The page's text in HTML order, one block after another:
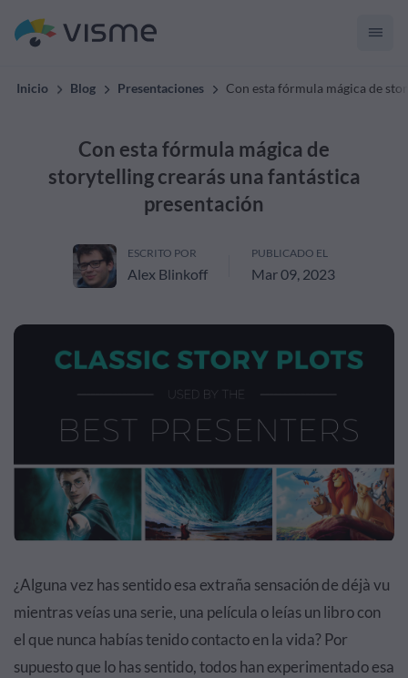
Inicio Blog Presentaciones Con esta fórmula mágica de
Con esta fórmula mágica de
storytelling crearás una fantástica
presentación
ESCRITO POR
Alex Blinkoff
PUBLICADO EL
Mar 09, 2023
¿Alguna vez has sentido esa extraña sensación de déjà vu
mientras veías una serie, una película o leías un libro con
el que nunca habías tenido contacto en la vida? Por
supuesto que lo has sentido, todos han experimentado esa